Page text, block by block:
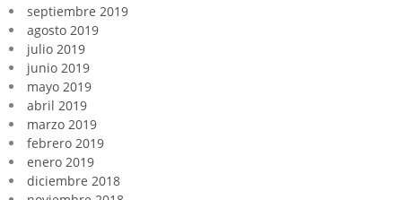
septiembre 2019
agosto 2019
julio 2019
junio 2019
mayo 2019
abril 2019
marzo 2019
febrero 2019
enero 2019
diciembre 2018